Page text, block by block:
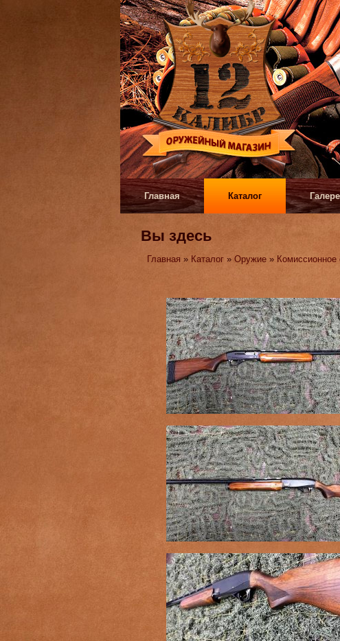
Главная Каталог
Вы здесь
Главная » Каталог »Оружие » Комиссионное